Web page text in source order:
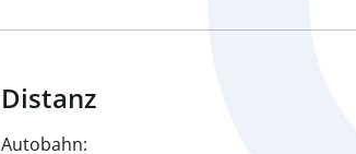
Distanz
Autobahn: